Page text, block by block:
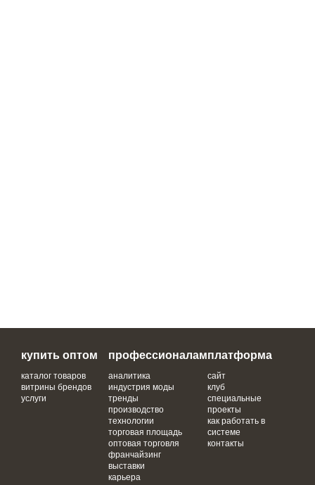
купить оптом
каталог товаров
витрины брендов
услуги
профессионалам
аналитика
индустрия моды
тренды
производство
технологии
торговая площадь
оптовая торговля
франчайзинг
выставки
карьера
платформа
сайт
клуб
специальные
проекты
как работать в
системе
контакты